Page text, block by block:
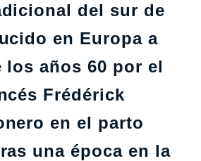
del sur de
en Europa a
años 60 por el
Frédérick
en el parto
una época en la